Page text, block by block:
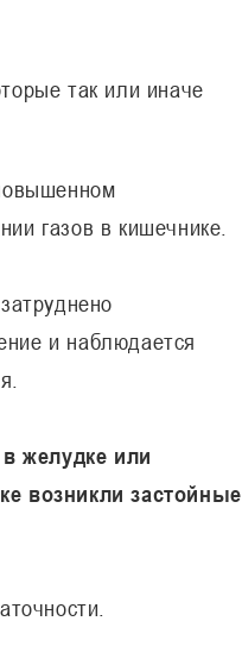
так или иначе
газов в кишечнике.
и наблюдается
желудке или
возникли застойные